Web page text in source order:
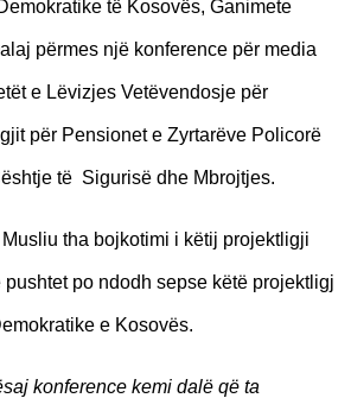
të Kosovës, Ganimete
përmes një konference për media
e Lëvizjes Vetëvendosje për
për Pensionet e Zyrtarëve Policorë
të Sigurisë dhe Mbrojtjes.
tha bojkotimi i këtij projektligji
po ndodh sepse këtë projektligj
e Kosovës.
konference kemi dalë që ta